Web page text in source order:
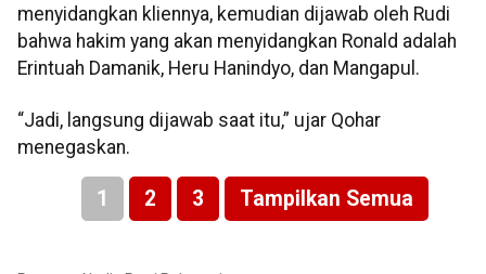
menyidangkan kliennya, kemudian dijawab oleh Rudi
bahwa hakim yang akan menyidangkan Ronald adalah
Erintuah Damanik, Heru Hanindyo, dan Mangapul.
“Jadi, langsung dijawab saat itu,” ujar Qohar
menegaskan.
1 2 3 Tampilkan Semua